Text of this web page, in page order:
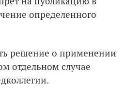
определенного
решение о применении
отдельном случае